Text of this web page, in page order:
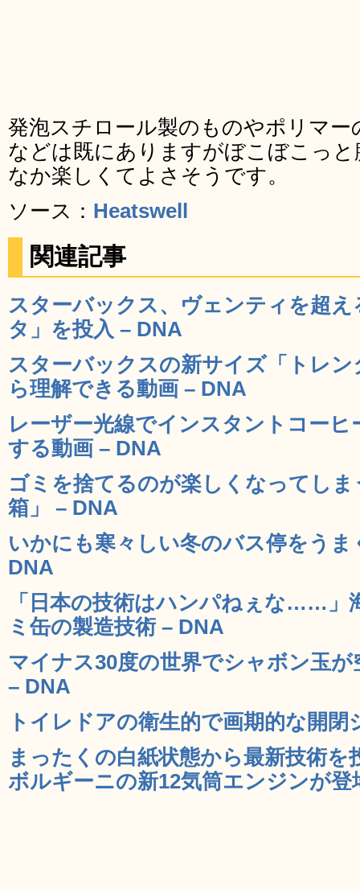
発泡スチロール製のものやポリマ
などは既にありますがぼこぼこっ
なか楽しくてよさそうです。
ソース： Heatswell
関連記事
スターバックス、ヴェンティを超
タ」を投入 – DNA
スターバックスの新サイズ「トレ
ら理解できる動画 – DNA
レーザー光線でインスタントコー
する動画 – DNA
ゴミを捨てるのが楽しくなってし
箱」 – DNA
いかにも寒々しい冬のバス停をう
DNA
「日本の技術はハンパねぇな……」
ミ缶の製造技術 – DNA
マイナス30度の世界でシャボン玉
– DNA
トイレドアの衛生的で画期的な開閉
まったくの白紙状態から最新技術
ボルギーニの新12気筒エンジンが登